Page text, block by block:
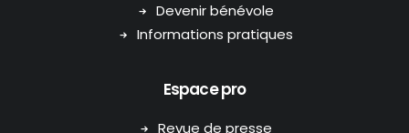
Devenir bénévole
Informations pratiques
Espace pro
Revue de presse